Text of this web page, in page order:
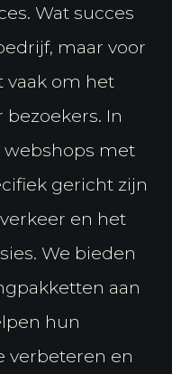
Wat succes
maar voor
vaak om het
In
met
gericht zijn
en het
We bieden
aan
hun
verbeteren en